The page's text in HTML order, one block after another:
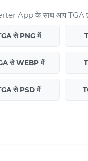
App के साथ आप TGA
से PNG में
से WEBP में
से PSD में